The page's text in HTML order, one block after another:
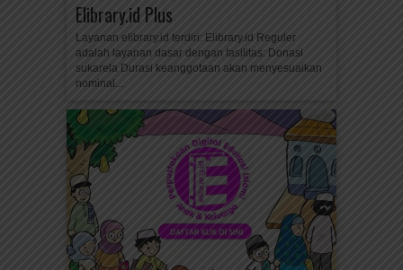
Elibrary.id Plus
Layanan elibrary.id terdiri: Elibrary.id Reguler
adalah layanan dasar dengan fasilitas: Donasi
sukarela Durasi keanggotaan akan menyesuaikan
nominal...